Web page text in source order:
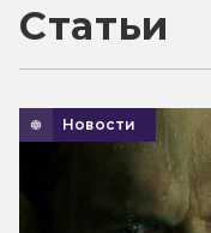
Статьи
Новости